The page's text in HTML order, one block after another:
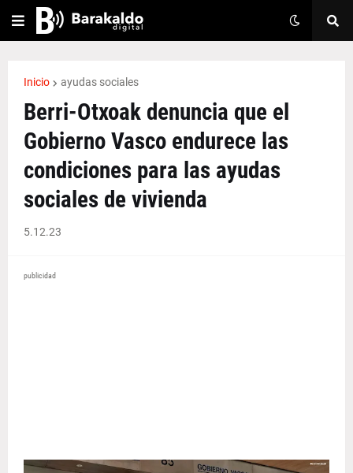
Inicio ayudas sociales
Berri-Otxoak denuncia que el
Gobierno Vasco endurece las
condiciones para las ayudas
sociales de vivienda
5.12.23
publicidad